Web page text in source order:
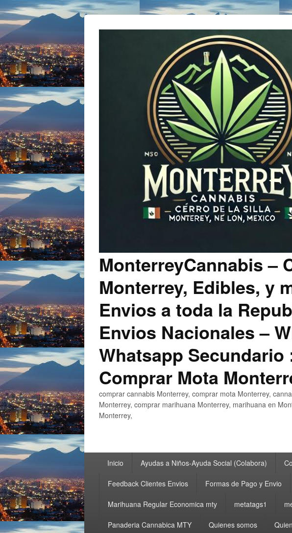
MonterreyCannabis –
Monterrey, Edibles, y
Envios a toda la
Envios Nacionales –
Whatsapp Secundario
Comprar Mota
comprar cannabis Monterrey, comprar mota Monterrey,
Monterrey, comprar marihuana Monterrey, marihuana en
Monterrey,
Inicio Ayudas a Niños-Ayuda Social (Colabora)
Feedback Clientes Envios Formas de Pago y Envio
Marihuana Regular Economica mty metatags1
Panaderia Cannabica MTY Quienes somos